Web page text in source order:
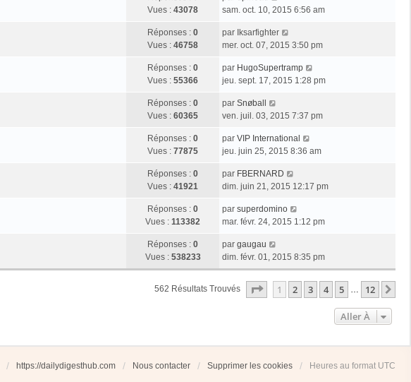
Vues : 43078
sam. oct. 10, 2015 6:56 am
Réponses : 0
Vues : 46758
par Iksarfighter
mer. oct. 07, 2015 3:50 pm
Réponses : 0
Vues : 55366
par HugoSupertramp
jeu. sept. 17, 2015 1:28 pm
Réponses : 0
Vues : 60365
par Snøball
ven. juil. 03, 2015 7:37 pm
Réponses : 0
Vues : 77875
par VIP International
jeu. juin 25, 2015 8:36 am
Réponses : 0
Vues : 41921
par FBERNARD
dim. juin 21, 2015 12:17 pm
Réponses : 0
Vues : 113382
par superdomino
mar. févr. 24, 2015 1:12 pm
Réponses : 0
Vues : 538233
par gaugau
dim. févr. 01, 2015 8:35 pm
562 Résultats Trouvés Page Sur12
1 2 3 4 5 … 12
Aller À
https://dailydigesthub.com Nous contacter Supprimer les cookies Heures au format UTC